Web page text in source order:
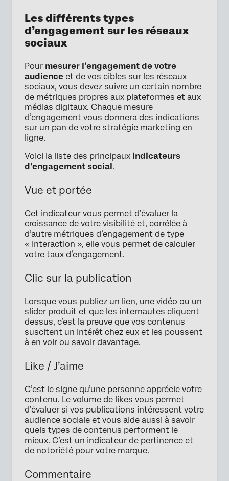
Les différents types
d’engagement sur les réseaux
sociaux
Pour mesurer l’engagement de votre
audience et de vos cibles sur les réseaux
sociaux, vous devez suivre un certain nombre
de métriques propres aux plateformes et aux
médias digitaux. Chaque mesure
d’engagement vous donnera des indications
sur un pan de votre stratégie marketing en
ligne.
Voici la liste des principaux indicateurs
d’engagement social.
Vue et portée
Cet indicateur vous permet d’évaluer la
croissance de votre visibilité et, corrélée à
d’autre métriques d’engagement de type
« interaction », elle vous permet de calculer
votre taux d’engagement.
Clic sur la publication
Lorsque vous publiez un lien, une vidéo ou un
slider produit et que les internautes cliquent
dessus, c’est la preuve que vos contenus
suscitent un intérêt chez eux et les poussent
à en voir ou savoir davantage.
Like / J’aime
C’est le signe qu’une personne apprécie votre
contenu. Le volume de likes vous permet
d’évaluer si vos publications intéressent votre
audience sociale et vous aide aussi à savoir
quels types de contenus performent le
mieux. C’est un indicateur de pertinence et
de notoriété pour votre marque.
Commentaire